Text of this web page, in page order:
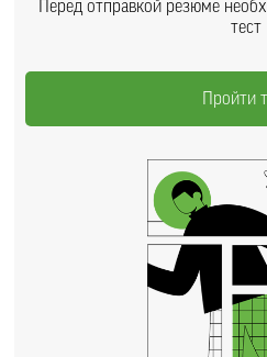
Перед отправкой резюме
тест
Пройти